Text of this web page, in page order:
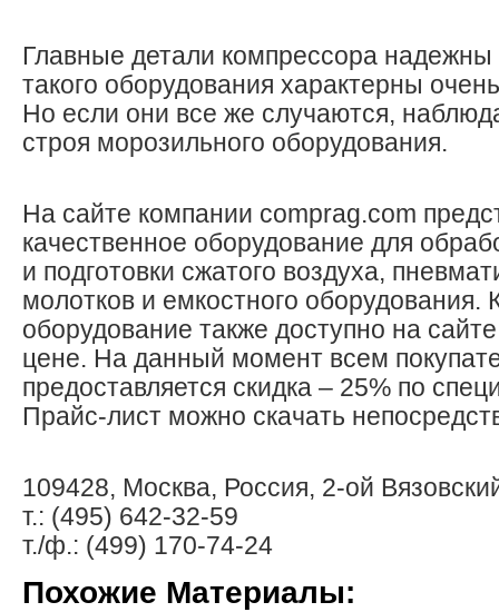
Главные детали компрессора
такого оборудования характерны
Но если они все же случаются,
строя морозильного оборудования.
На сайте компании comprag.com
качественное оборудование для
и подготовки сжатого воздуха,
молотков и емкостного оборудования.
оборудование также доступно на
цене. На данный момент всем
предоставляется скидка – 25% по
Прайс-лист можно скачать
109428, Москва, Россия, 2-ой
т.: (495) 642-32-59
т./ф.: (499) 170-74-24
Похожие Материалы: